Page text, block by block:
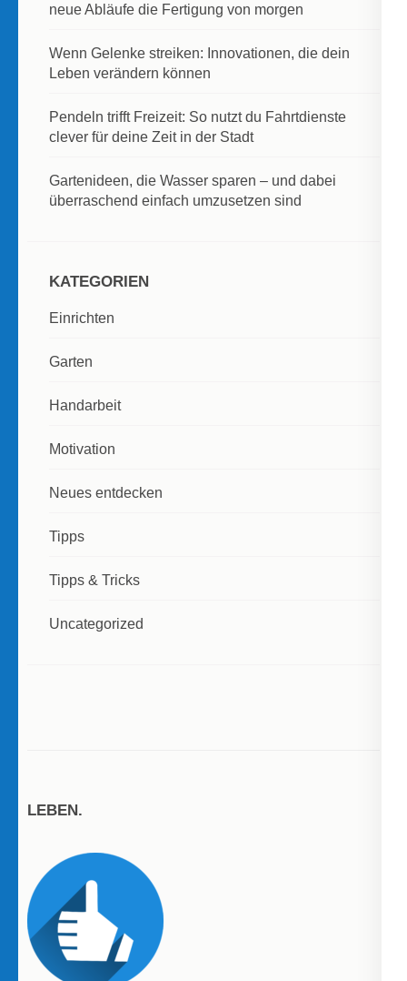
neue Abläufe die Fertigung von morgen
Wenn Gelenke streiken: Innovationen, die dein
Leben verändern können
Pendeln trifft Freizeit: So nutzt du Fahrtdienste
clever für deine Zeit in der Stadt
Gartenideen, die Wasser sparen – und dabei
überraschend einfach umzusetzen sind
KATEGORIEN
Einrichten
Garten
Handarbeit
Motivation
Neues entdecken
Tipps
Tipps & Tricks
Uncategorized
LEBEN.